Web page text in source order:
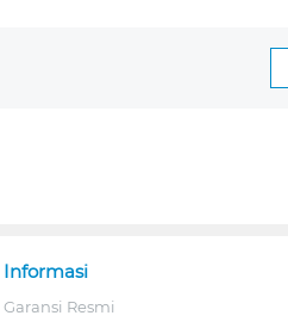
Informasi
Garansi Resmi